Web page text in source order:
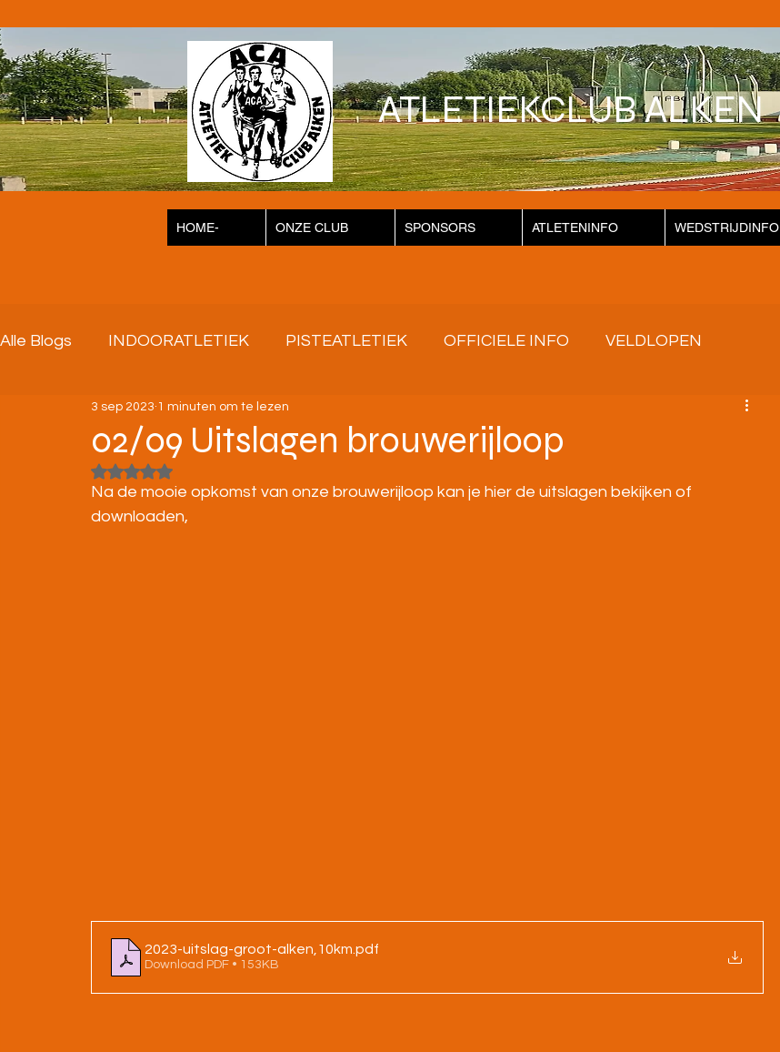
ATLETIEKCLUB ALKEN
HOME- ONZE CLUB SPONSORS ATLETENINFO WEDSTRIJDINFO
Alle Blogs INDOORATLETIEK PISTEATLETIEK OFFICIELE INFO VELDLOPEN
STRATENLOPEN JEUGD/ONDERBOUW
KAMPIOENSCHAPPEN
02/09 Uitslagen brouwerijloop
3 sep 2023 1 minuten om te lezen
Beoordeeld met NaN uit 5 sterren.
Na de mooie opkomst van onze brouwerijloop kan je hier de uitslagen bekijken of
downloaden,
2023-uitslag-groot-alken,10km .pdf
Download PDF • 153KB